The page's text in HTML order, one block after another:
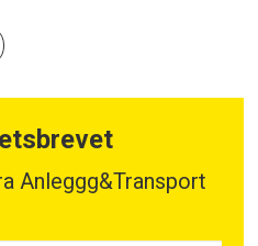
Anleggg&Transport